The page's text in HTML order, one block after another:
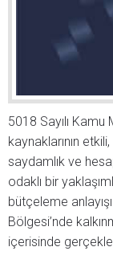
5018 Sayılı
kaynaklarının
saydamlık ve
odaklı bir
bütçeleme
Bölgesi’nde
içerisinde